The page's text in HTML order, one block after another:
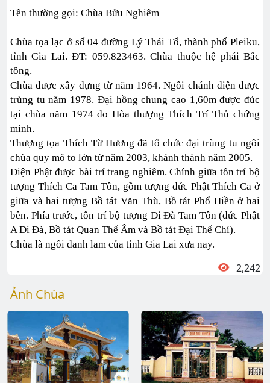
Tên thường gọi: Chùa Bửu Nghiêm
Chùa tọa lạc ở số 04 đường Lý Thái Tổ, thành phố Pleiku,
tỉnh Gia Lai. ĐT: 059.823463. Chùa thuộc hệ phái Bắc
tông.
Chùa được xây dựng từ năm 1964. Ngôi chánh điện được
trùng tu năm 1978. Đại hồng chung cao 1,60m được đúc
tại chùa năm 1974 do Hòa thượng Thích Trí Thủ chứng
minh.
Thượng tọa Thích Từ Hương đã tổ chức đại trùng tu ngôi
chùa quy mô to lớn từ năm 2003, khánh thành năm 2005.
Điện Phật được bài trí trang nghiêm. Chính giữa tôn trí bộ
tượng Thích Ca Tam Tôn, gồm tượng đức Phật Thích Ca ở
giữa và hai tượng Bồ tát Văn Thù, Bồ tát Phổ Hiền ở hai
bên. Phía trước, tôn trí bộ tượng Di Đà Tam Tôn (đức Phật
A Di Đà, Bồ tát Quan Thế Âm và Bồ tát Đại Thế Chí).
Chùa là ngôi danh lam của tỉnh Gia Lai xưa nay.
2,242
Ảnh Chùa